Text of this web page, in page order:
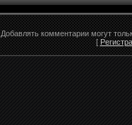
Добавлять комментарии могут
[